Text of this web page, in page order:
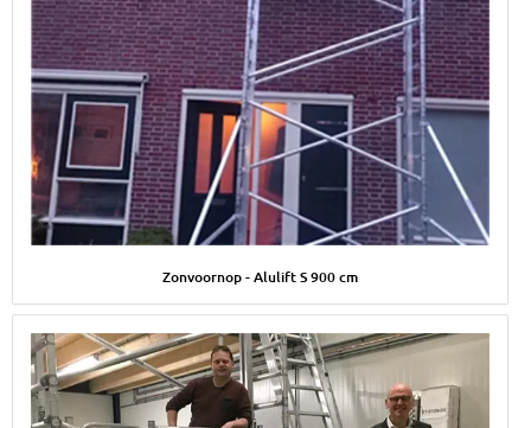
Zonvoornop - Alulift S 900 cm